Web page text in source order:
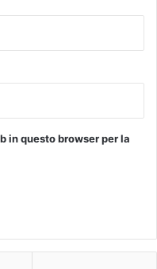
in questo browser per la